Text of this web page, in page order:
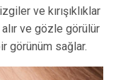
ve kırışıklıklar
ve gözle görülür
görünüm sağlar.